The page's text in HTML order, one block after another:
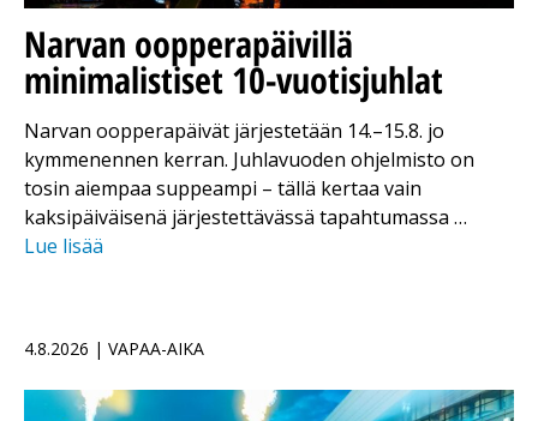
Narvan oopperapäivillä
minimalistiset 10-vuotisjuhlat
Narvan oopperapäivät järjestetään 14.–15.8. jo
kymmenennen kerran. Juhlavuoden ohjelmisto on
tosin aiempaa suppeampi – tällä kertaa vain
kaksipäiväisenä järjestettävässä tapahtumassa …
Lue lisää
4.8.2026 | VAPAA-AIKA